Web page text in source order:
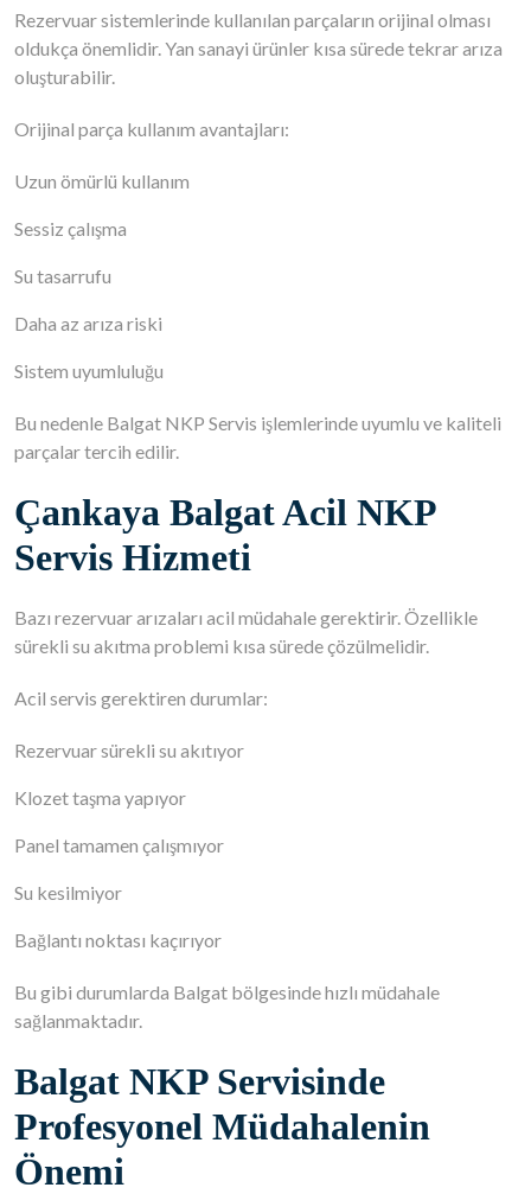
Rezervuar sistemlerinde kullanılan parçaların orijinal olması
oldukça önemlidir. Yan sanayi ürünler kısa sürede tekrar arıza
oluşturabilir.
Orijinal parça kullanım avantajları:
Uzun ömürlü kullanım
Sessiz çalışma
Su tasarrufu
Daha az arıza riski
Sistem uyumluluğu
Bu nedenle Balgat NKP Servis işlemlerinde uyumlu ve kaliteli
parçalar tercih edilir.
Çankaya Balgat Acil NKP
Servis Hizmeti
Bazı rezervuar arızaları acil müdahale gerektirir. Özellikle
sürekli su akıtma problemi kısa sürede çözülmelidir.
Acil servis gerektiren durumlar:
Rezervuar sürekli su akıtıyor
Klozet taşma yapıyor
Panel tamamen çalışmıyor
Su kesilmiyor
Bağlantı noktası kaçırıyor
Bu gibi durumlarda Balgat bölgesinde hızlı müdahale
sağlanmaktadır.
Balgat NKP Servisinde
Profesyonel Müdahalenin
Önemi